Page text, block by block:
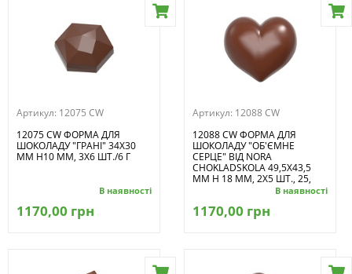
Артикул: 12075 CW
12075 CW ФОРМА ДЛЯ
ШОКОЛАДУ "ГРАНІ" 34Х30
ММ H10 ММ, 3Х6 ШТ./6 Г
В наявності
1170,00 грн
Артикул: 12088 CW
12088 CW ФОРМА ДЛЯ
ШОКОЛАДУ "ОБ'ЄМНЕ
СЕРЦЕ" ВІД NORA
CHOKLADSKOLA 49,5X43,5
ММ H 18 ММ, 2Х5 ШТ., 25,
В наявності
1170,00 грн